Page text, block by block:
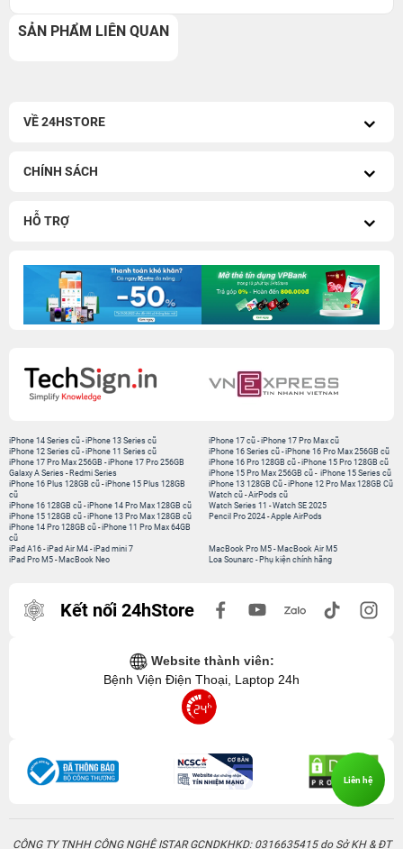
SẢN PHẨM LIÊN QUAN
VỀ 24HSTORE
CHÍNH SÁCH
HỖ TRỢ
iPhone 14 Series cũ -iPhone 13 Series cũ
iPhone 12 Series cũ -iPhone 11 Series cũ
iPhone 17 Pro Max 256GB -iPhone 17 Pro 256GB
Galaxy A Series - Redmi Series
iPhone 17 cũ-iPhone 17 Pro Max cũ
iPhone 16 Series cũ- iPhone 16 Pro Max 256GB cũ
iPhone 16 Pro 128GB cũ-iPhone 15 Pro 128GB cũ
iPhone 15 Pro Max 256GB cũ- iPhone 15 Series cũ
iPhone 16 Plus 128GB cũ -iPhone 15 Plus 128GB
cũ
iPhone 16 128GB cũ -iPhone 14 Pro Max 128GB cũ
iPhone 15 128GB cũ -iPhone 13 Pro Max 128GB cũ
iPhone 14 Pro 128GB cũ -iPhone 11 Pro Max 64GB
cũ
iPhone 13 128GB Cũ-iPhone 12 Pro Max 128GB Cũ
Watch cũ-AirPods cũ
Watch Series 11 -Watch SE 2025
Pencil Pro 2024-Apple AirPods
iPad A16 -iPad Air M4 -iPad mini 7
iPad Pro M5 - MacBook Neo
MacBook Pro M5- MacBook Air M5
Loa Sounarc- Phụ kiện chính hãng
Kết nối 24hStore
Website thành viên:
Bệnh Viện Điện Thoại, Laptop 24h
CÔNG TY TNHH CÔNG NGHỆ ISTAR GCNDKHKD: 0316635415 do Sở KH & ĐT
Liên hệ